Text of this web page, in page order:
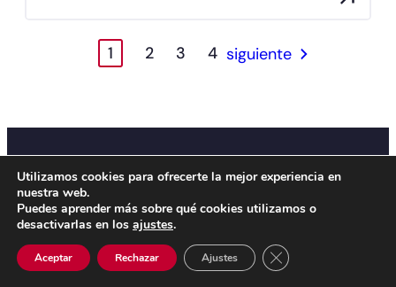
1 2 3 4 siguiente
Facebook Instagram X LinkedIn YouTube
Utilizamos cookies para ofrecerte la mejor experiencia en
nuestra web.
Puedes aprender más sobre qué cookies utilizamos o
desactivarlas en los ajustes.
Aceptar Rechazar Ajustes Cerrar el banner de